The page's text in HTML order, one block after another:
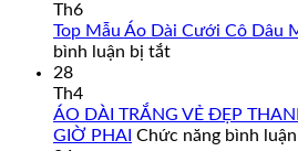
Cách
Tân
Cấp
–
Th6
Top Mẫu Áo Dài Cưới Cô Dâu
bình luận bị tắtở
Áo
Dài
28
Th4
ÁO DÀI TRẮNG VẺ ĐẸP
GIỜ PHAI Chức năng bình